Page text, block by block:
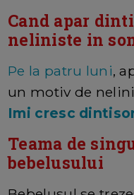
Cand apar
neliniste in
Pe la patru luni,
un motiv de
Imi cresc
Teama de
bebelusului